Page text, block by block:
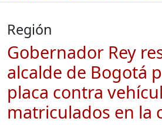
Región
Gobernador Rey
alcalde de Bogotá
placa contra
matriculados en la